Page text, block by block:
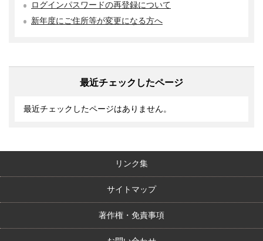
ログインパスワードの再登録について
新年度にご住所等が変更になる方へ
最近チェックしたページ
最近チェックしたページはありません。
リンク集
サイトマップ
著作権・免責事項